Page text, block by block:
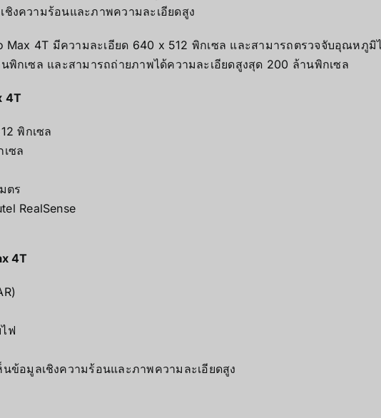
งความร้อนและภาพความละเอียดสูง
Max 4T มีความละเอียด 640 x 512 พิกเซล และสามารถตรวจจับอุณหภูมิ
พิกเซล และสามารถถ่ายภาพได้ความละเอียดสูงสุด 200 ล้านพิกเซล
4T
พิกเซล
ซล
ตร
RealSense
4T
ฟ
ข้อมูลเชิงความร้อนและภาพความละเอียดสูง